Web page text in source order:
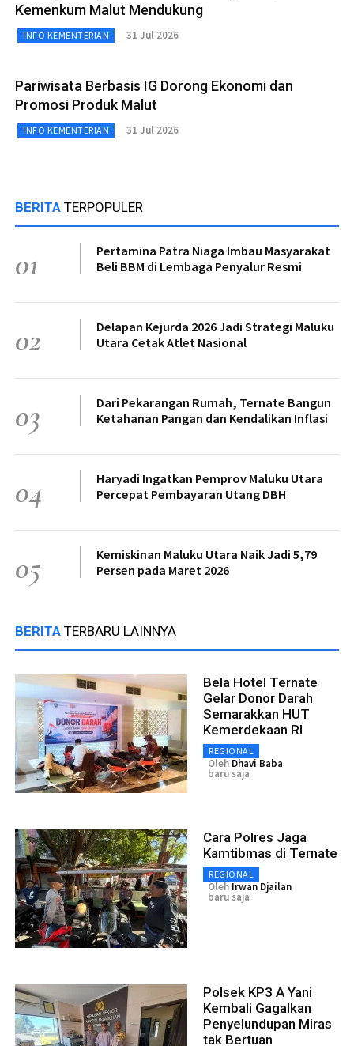
Kemenkum Malut Mendukung
INFO KEMENTERIAN 31 Jul 2026
Pariwisata Berbasis IG Dorong Ekonomi dan
Promosi Produk Malut
INFO KEMENTERIAN 31 Jul 2026
BERITA TERPOPULER
01
Pertamina Patra Niaga Imbau Masyarakat
Beli BBM di Lembaga Penyalur Resmi
02
Delapan Kejurda 2026 Jadi Strategi Maluku
Utara Cetak Atlet Nasional
03
Dari Pekarangan Rumah, Ternate Bangun
Ketahanan Pangan dan Kendalikan Inflasi
04
Haryadi Ingatkan Pemprov Maluku Utara
Percepat Pembayaran Utang DBH
05
Kemiskinan Maluku Utara Naik Jadi 5,79
Persen pada Maret 2026
BERITA TERBARU LAINNYA
Bela Hotel Ternate
Gelar Donor Darah
Semarakkan HUT
Kemerdekaan RI
REGIONAL
Oleh Dhavi Baba
baru saja
Cara Polres Jaga
Kamtibmas di Ternate
REGIONAL
Oleh Irwan Djailan
baru saja
Polsek KP3 A Yani
Kembali Gagalkan
Penyelundupan Miras
tak Bertuan